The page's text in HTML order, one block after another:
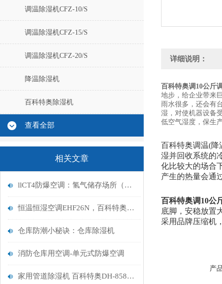
调温除湿机CFZ-10/S
调温除湿机CFZ-15/S
调温除湿机CFZ-20/S
降温除湿机
百科特奥除湿机
查看全部
相关文章
llCT4防爆空调：氢气储存场所（仓库）必须配备专业防爆空调系统
恒温恒湿空调EHF26N，百科特奥10匹柜式风冷恒温恒湿空调
仓库防潮小秘诀：仓库除湿机
消防仓库用空调-单元式防爆空调
家用管道除湿机 百科特奥DH-858D 除湿量58升/天
详细说明：
百科特奥调 10公斤
地步，给企业带来
雨水很多，还会有
湿，对使机器设备
低空气湿度，保生
百科特奥调温(降
湿并回收系统的
化比较大的场合
产生的热量会通
百科特奥调10公
底脚，安稳放置
采用品牌压缩机
产